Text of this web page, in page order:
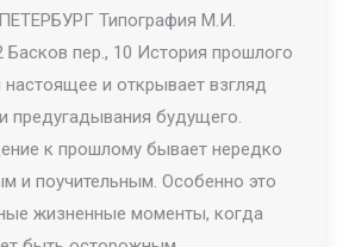
Типография М.И.
Басков пер., 10 История прошлого
и открывает взгляд
предугадывания будущего.
к прошлому бывает нередко
и поучительным. Особенно это
жизненные моменты, когда